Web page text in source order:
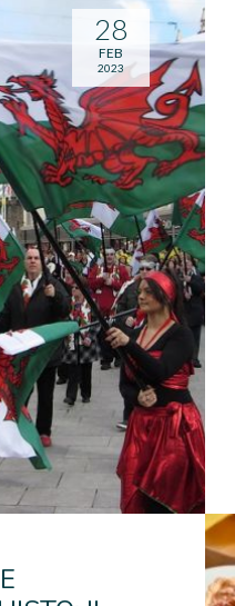
28
FEB
2023